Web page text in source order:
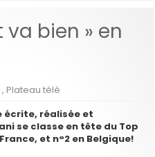
va bien » en
, Plateau télé
écrite, réalisée et
se classe en tête du Top
et n°2 en Belgique!